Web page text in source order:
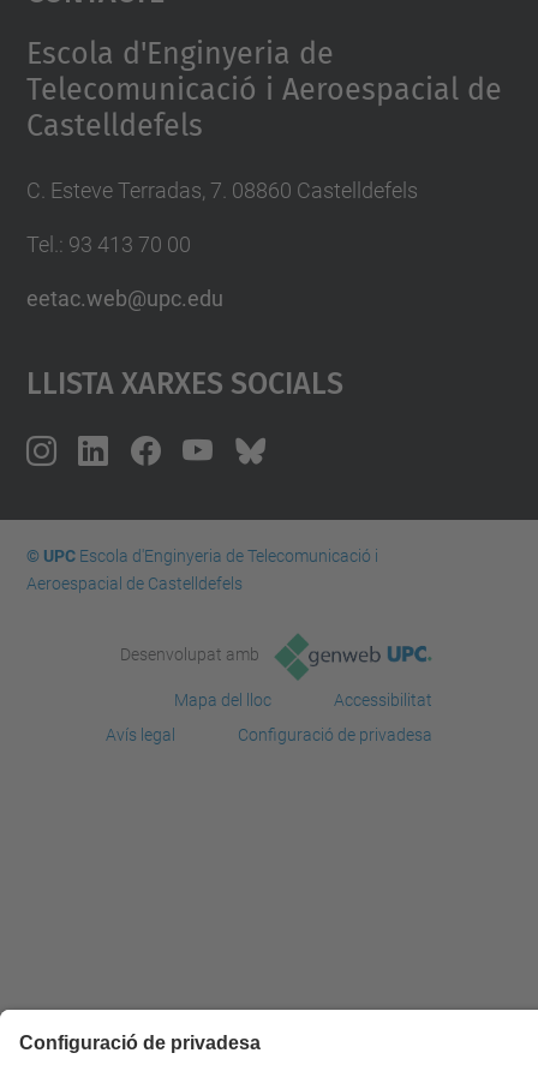
Escola d'Enginyeria de
Telecomunicació i Aeroespacial de
Castelldefels
C. Esteve Terradas, 7. 08860 Castelldefels
Tel.: 93 413 70 00
eetac.web@upc.edu
Llista Xarxes Socials
© UPCEscola d'Enginyeria de Telecomunicació i
Aeroespacial de Castelldefels
Desenvolupat amb
Mapa del lloc
Accessibilitat
Avís legal
Configuració de privadesa